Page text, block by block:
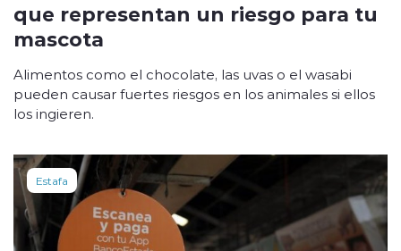
que representan un riesgo para tu
mascota
Alimentos como el chocolate, las uvas o el wasabi
pueden causar fuertes riesgos en los animales si ellos
los ingieren.
Estafa